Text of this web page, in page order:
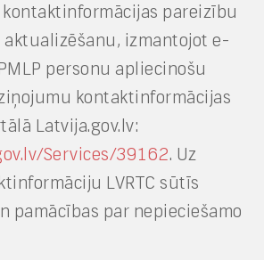
pareizību
izmantojot e-
personu apliecinošu
kontaktinformācijas
Latvija.gov.lv:
Services/39162. Uz
LVRTC sūtīs
pamācības par nepieciešamo